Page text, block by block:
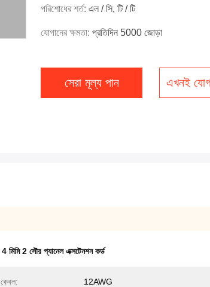
পরিশোধের শর্ত: এল / সি, টি / টি
যোগানের ক্ষমতা: প্রতিদিন 5000 জোড়া
সেরা মূল্য পান এখনই
4 মিমি 2 সৌর প্যানেল এক্সটেনশন কর্ড
কেবল: 12AWG